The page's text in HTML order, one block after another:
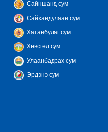
Сайншанд сум
Сайхандулаан сум
Хатанбулаг сум
Хөвсгөл сум
Улаанбадрах сум
Эрдэнэ сум